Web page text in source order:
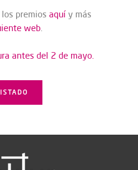
premios aquí y más
web.
antes del 2 de mayo.